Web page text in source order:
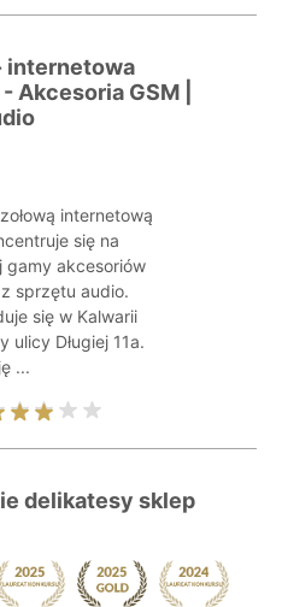
internetowa
Akcesoria GSM |
internetową
się na
gamy akcesoriów
sprzętu audio.
się w Kalwarii
Długiej 11a.
...
delikatesy sklep